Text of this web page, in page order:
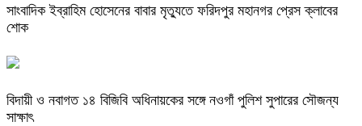
সাংবাদিক ইব্রাহিম হোসেনের বাবার মৃত্যুতে ফরিদপুর মহানগর প্রেস ক্লাবের
শোক
বিদায়ী ও নবাগত ১৪ বিজিবি অধিনায়কের সঙ্গে নওগাঁ পুলিশ সুপারের সৌজন্য
সাক্ষাৎ